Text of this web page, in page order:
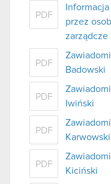
PDF
przez
zarządcze
PDF
Badowski
PDF
Iwiński
PDF
Karwowski
PDF
Kiciński